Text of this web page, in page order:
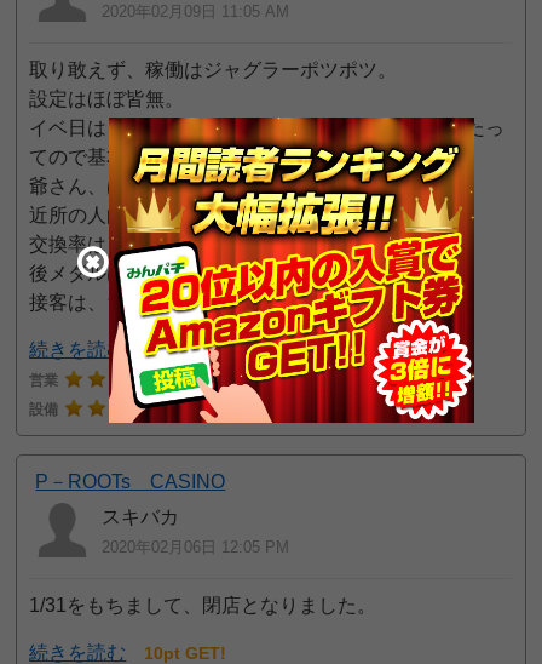
2020年02月09日 11:05 AM
取り敢えず、稼働はジャグラーポツポツ。
設定はほぼ皆無。
イベ日は、データカウンター上に6の日と吟っていたっ
てので基本的に6のつく日がイベ日かと。
爺さん、ばあちゃん連中。
近所の人向けのお店かと。
交換率は、46枚貸しの53枚交換。
後メダルはめっちゃ汚いです。
接客は、ち
続きを読む
営業 2 接客
設備
25pt GET!
P－ROOTs CASINO
スキバカ
2020年02月06日 12:05 PM
1/31をもちまして、閉店となりました。
続きを読む 10pt GET!